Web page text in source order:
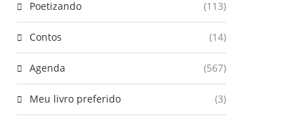
Poetizando (113)
Contos (14)
Agenda (567)
Meu livro preferido (3)